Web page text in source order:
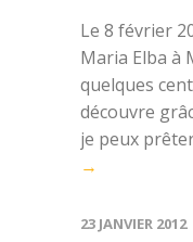
Le 8 février
Maria Elba à
quelques
découvre
je peux
→
23 JANVIER 2012